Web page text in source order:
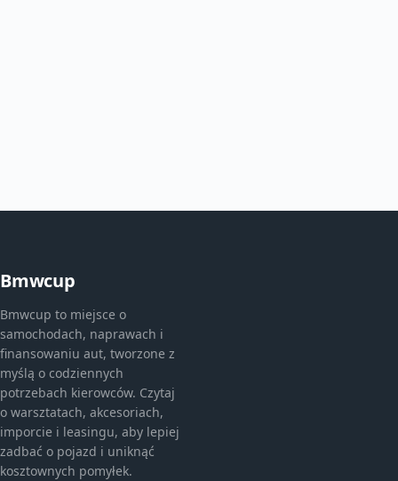
Bmwcup
Bmwcup to miejsce o
samochodach, naprawach i
finansowaniu aut, tworzone z
myślą o codziennych
potrzebach kierowców. Czytaj
o warsztatach, akcesoriach,
imporcie i leasingu, aby lepiej
zadbać o pojazd i uniknąć
kosztownych pomyłek.